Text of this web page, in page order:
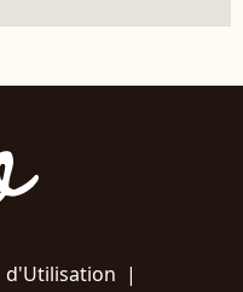
d'Utilisation |